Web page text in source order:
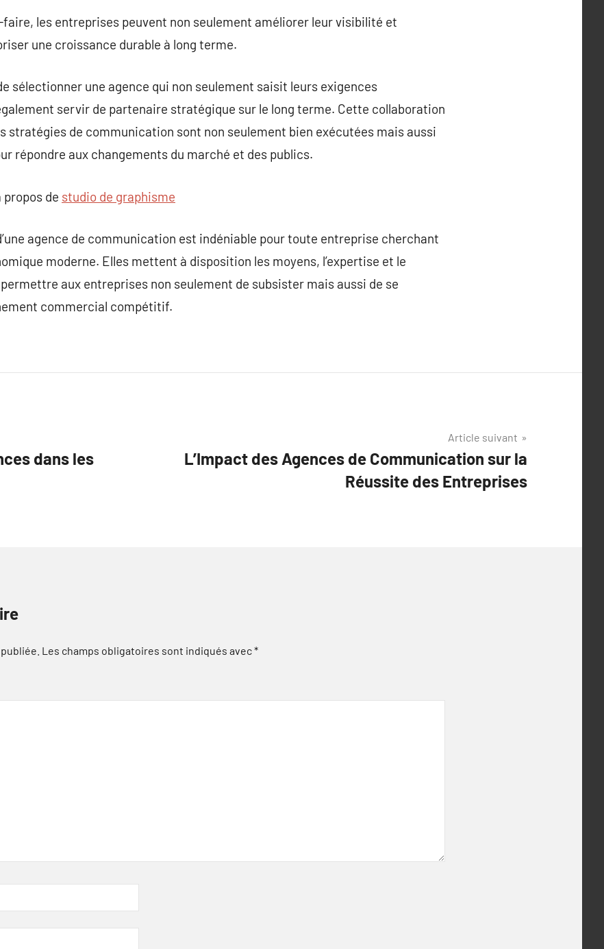
les entreprises peuvent non seulement améliorer leur visibilité et
une croissance durable à long terme.
sélectionner une agence qui non seulement saisit leurs exigences
servir de partenaire stratégique sur le long terme. Cette collaboration
stratégies de communication sont non seulement bien exécutées mais aussi
répondre aux changements du marché et des publics.
de studio de graphisme
agence de communication est indéniable pour toute entreprise cherchant
moderne. Elles mettent à disposition les moyens, l’expertise et le
aux entreprises non seulement de subsister mais aussi de se
commercial compétitif.
dans les
Article suivant
L’Impact des Agences de Communication sur la
Réussite des Entreprises
Les champs obligatoires sont indiqués avec*